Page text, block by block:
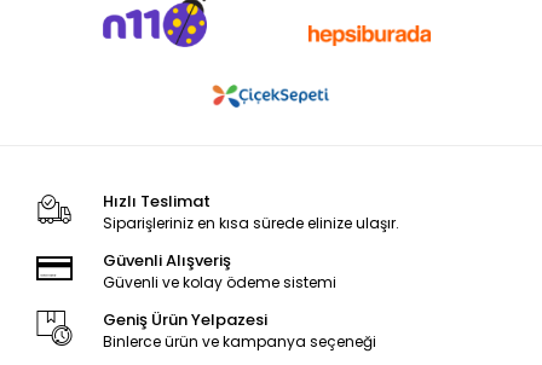
Hızlı Teslimat
Siparişleriniz en kısa sürede elinize ulaşır.
Güvenli Alışveriş
Güvenli ve kolay ödeme sistemi
Geniş Ürün Yelpazesi
Binlerce ürün ve kampanya seçeneği